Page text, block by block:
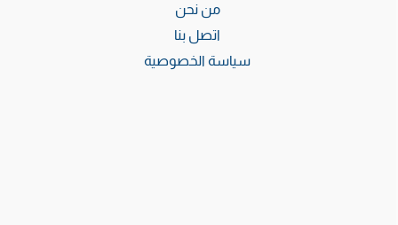
من نحن
اتصل بنا
سياسة الخصوصية